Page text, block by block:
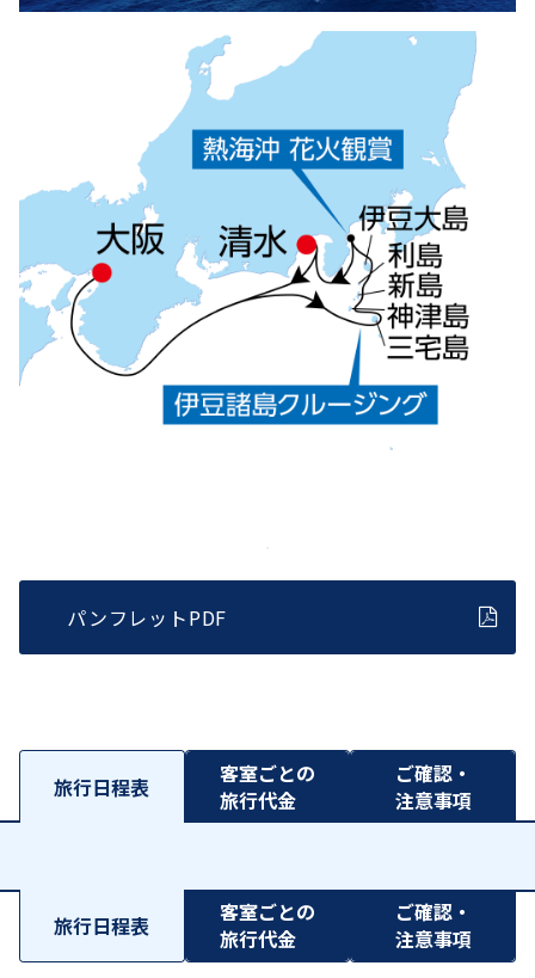
パンフレットPDF
旅行日程表
客室ごとの
旅行代金
ご確認・
注意事項
旅行日程表
客室ごとの
旅行代金
ご確認・
注意事項